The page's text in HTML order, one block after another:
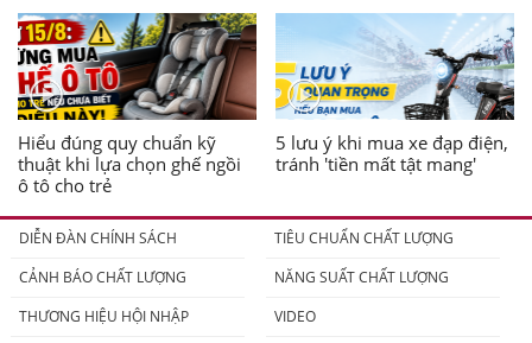
Hiểu đúng quy chuẩn kỹ
thuật khi lựa chọn ghế ngồi
ô tô cho trẻ
5 lưu ý khi mua xe đạp điện,
tránh 'tiền mất tật mang'
DIỄN ĐÀN CHÍNH SÁCH
TIÊU CHUẨN CHẤT LƯỢNG
CẢNH BÁO CHẤT LƯỢNG
NĂNG SUẤT CHẤT LƯỢNG
THƯƠNG HIỆU HỘI NHẬP
VIDEO